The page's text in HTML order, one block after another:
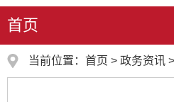
首页
当前位置： 首页 > 政务资讯 >